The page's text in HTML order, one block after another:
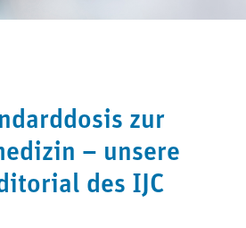
zur
– unsere
des IJC